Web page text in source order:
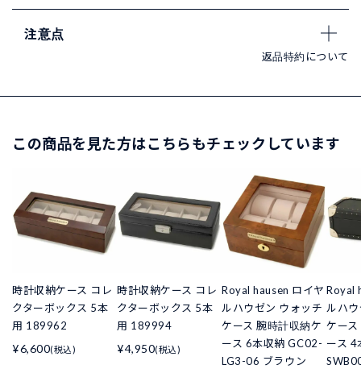
注意点
返品特約について
この商品を見た方はこちらもチェックしています
時計収納ケース コレ
クターボックス 5本
用 189962
¥6,600(税込)
時計収納ケース コレ
クターボックス 5本
用 189994
¥4,950(税込)
Royal hausen ロイヤ
ルハウゼン ウォッチ
ケース 腕時計収納ケ
ース 6本収納 GC02-
LG3-06 ブラウン
Royal
ルハ
ケー
ース 4